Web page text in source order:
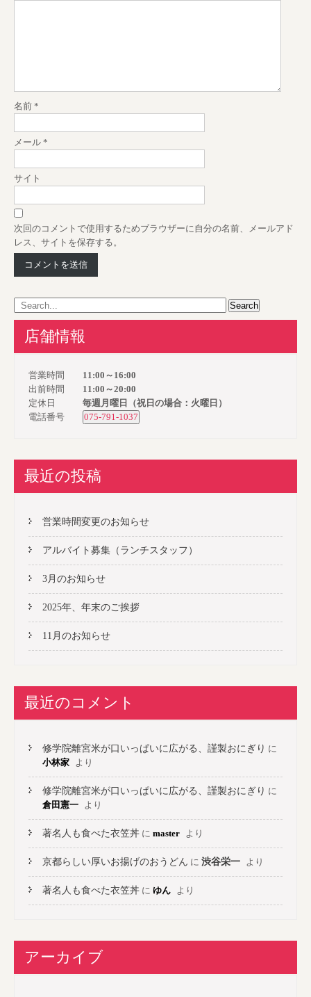
o
n
名前 *
メール *
サイト
次回のコメントで使用するためブラウザーに自分の名前、メールアド
レス、サイトを保存する。
店舗情報
営業時間 11:00～16:00
出前時間 11:00～20:00
定休日 毎週月曜日（祝日の場合：火曜日）
電話番号
075-791-1037
最近の投稿
営業時間変更のお知らせ
アルバイト募集（ランチスタッフ）
3月のお知らせ
2025年、年末のご挨拶
11月のお知らせ
最近のコメント
修学院離宮米が口いっぱいに広がる、謹製おにぎり に
小林家 より
修学院離宮米が口いっぱいに広がる、謹製おにぎり に
倉田憲一 より
著名人も食べた衣笠丼 に master より
京都らしい厚いお揚げのおうどん に 渋谷栄一 より
著名人も食べた衣笠丼 に ゆん より
アーカイブ